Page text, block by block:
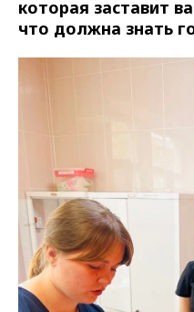
которая заставит
что должна знать